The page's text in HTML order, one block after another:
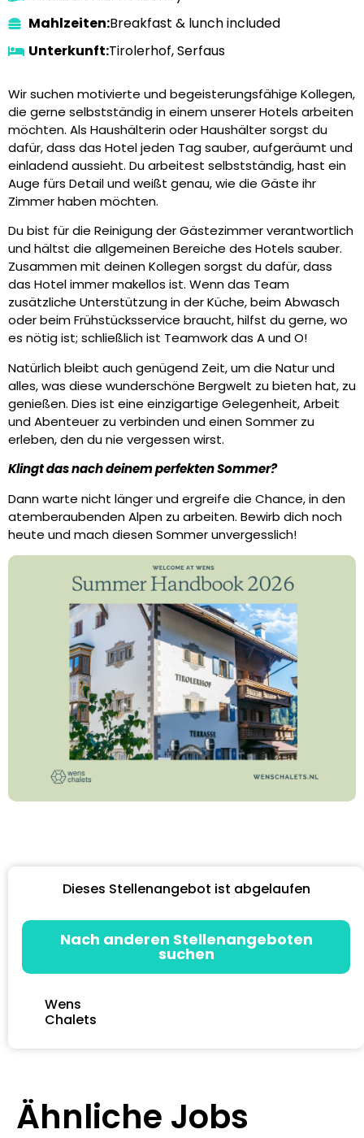
Mahlzeiten:Breakfast & lunch included
Unterkunft:Tirolerhof, Serfaus
Wir suchen motivierte und begeisterungsfähige Kollegen,
die gerne selbstständig in einem unserer Hotels arbeiten
möchten. Als Haushälterin oder Haushälter sorgst du
dafür, dass das Hotel jeden Tag sauber, aufgeräumt und
einladend aussieht. Du arbeitest selbstständig, hast ein
Auge fürs Detail und weißt genau, wie die Gäste ihr
Zimmer haben möchten.
Du bist für die Reinigung der Gästezimmer verantwortlich
und hältst die allgemeinen Bereiche des Hotels sauber.
Zusammen mit deinen Kollegen sorgst du dafür, dass
das Hotel immer makellos ist. Wenn das Team
zusätzliche Unterstützung in der Küche, beim Abwasch
oder beim Frühstücksservice braucht, hilfst du gerne, wo
es nötig ist; schließlich ist Teamwork das A und O!
Natürlich bleibt auch genügend Zeit, um die Natur und
alles, was diese wunderschöne Bergwelt zu bieten hat, zu
genießen. Dies ist eine einzigartige Gelegenheit, Arbeit
und Abenteuer zu verbinden und einen Sommer zu
erleben, den du nie vergessen wirst.
Klingt das nach deinem perfekten Sommer?
Dann warte nicht länger und ergreife die Chance, in den
atemberaubenden Alpen zu arbeiten. Bewirb dich noch
heute und mach diesen Sommer unvergesslich!
Dieses Stellenangebot ist abgelaufen
Nach anderen Stellenangeboten
suchen
Wens
Chalets
Ähnliche Jobs